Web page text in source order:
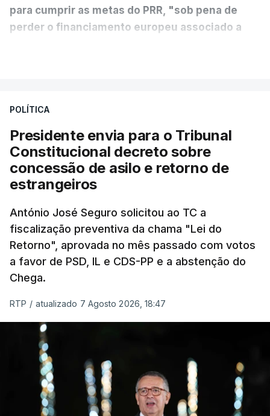
para cumprir as metas do PRR, "sob pena de
perder o financiamento europeu associado a
sistema mais simples, mais justo e transparente".
"Sempre que seja possível reduzir burocracias,
eliminar sobreposições e garantir que os apoios
chegam a quem mais necessita, estaremos a dar
um passo na direção certa", argumenta o
Presidente da República.
Assegurar que "ninguém é
prejudicado"
O Preisdente deixa, no entanto, deixa alguns
avisos:uma reforma desta dimensão "deve ter
como primeiro critério a proteção das pessoas"
e "nenhum processo de simplificação pode
traduzir-se numa diminuição da proteção
social".
POLÍTICA
Presidente envia para o Tribunal
Constitucional decreto sobre
concessão de asilo e retorno de
estrangeiros
António José Seguro solicitou ao TC a
fiscalização preventiva da chama "Lei do
Retorno", aprovada no mês passado com votos
a favor de PSD, IL e CDS-PP e a abstenção do
Chega.
RTP / atualizado 7 Agosto 2026, 18:47